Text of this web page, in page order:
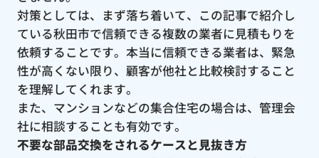
対策としては、まず落ち着いて、この記事で紹介し
ている秋田市で信頼できる複数の業者に見積もりを
依頼することです。本当に信頼できる業者は、緊急
性が高くない限り、顧客が他社と比較検討すること
を理解してくれます。
また、マンションなどの集合住宅の場合は、管理会
社に相談することも有効です。
不要な部品交換をされるケースと見抜き方